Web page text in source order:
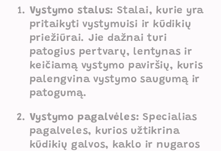
Vystymo stalus: Stalai, kurie yra
pritaikyti vystymuisi ir kūdikių
priežiūrai. Jie dažnai turi
patogius pertvarų, lentynas ir
keičiamą vystymo paviršių, kuris
palengvina vystymo saugumą ir
patogumą.
Vystymo pagalvėles: Specialias
pagalveles, kurios užtikrina
kūdikių galvos, kaklo ir nugaros